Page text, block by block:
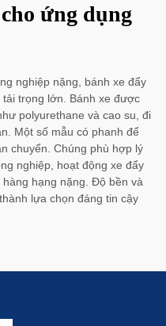
ứng dụng
nghiệp nặng, bánh xe đẩy
trọng lớn. Bánh xe được
polyurethane và cao su, đi
Một số mẫu có phanh để
chuyển. Chúng phù hợp lý
nghiệp, hoạt động xe đẩy
hạng nặng. Độ bền và
lựa chọn đáng tin cậy